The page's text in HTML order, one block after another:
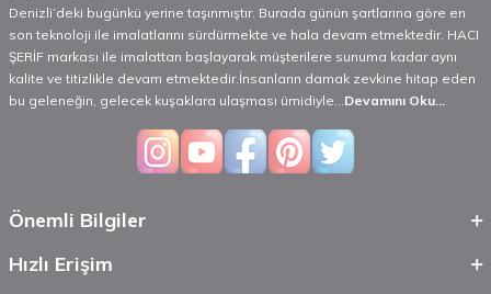
Denizli’deki bugünkü yerine taşınmıştır. Burada günün şartlarına göre en
son teknoloji ile imalatlarını sürdürmekte ve hala devam etmektedir. HACI
ŞERİF markası ile imalattan başlayarak müşterilere sunuma kadar aynı
kalite ve titizlikle devam etmektedir.İnsanların damak zevkine hitap eden
bu geleneğin, gelecek kuşaklara ulaşması ümidiyle...Devamını Oku...
Önemli Bilgiler
Hızlı Erişim